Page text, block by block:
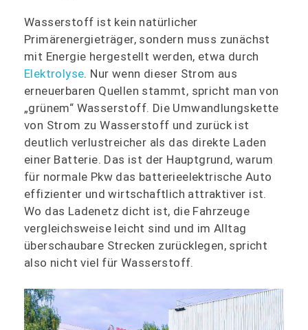
Wasserstoff ist kein natürlicher
Primärenergieträger, sondern muss zunächst
mit Energie hergestellt werden, etwa durch
Elektrolyse. Nur wenn dieser Strom aus
erneuerbaren Quellen stammt, spricht man von
„grünem“ Wasserstoff. Die Umwandlungskette
von Strom zu Wasserstoff und zurück ist
deutlich verlustreicher als das direkte Laden
einer Batterie. Das ist der Hauptgrund, warum
für normale Pkw das batterieelektrische Auto
effizienter und wirtschaftlich attraktiver ist.
Wo das Ladenetz dicht ist, die Fahrzeuge
vergleichsweise leicht sind und im Alltag
überschaubare Strecken zurücklegen, spricht
also nicht viel für Wasserstoff.